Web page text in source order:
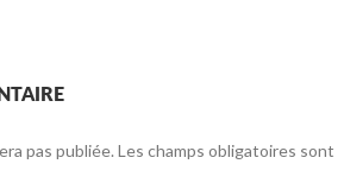
pas publiée.Les champs obligatoires sont